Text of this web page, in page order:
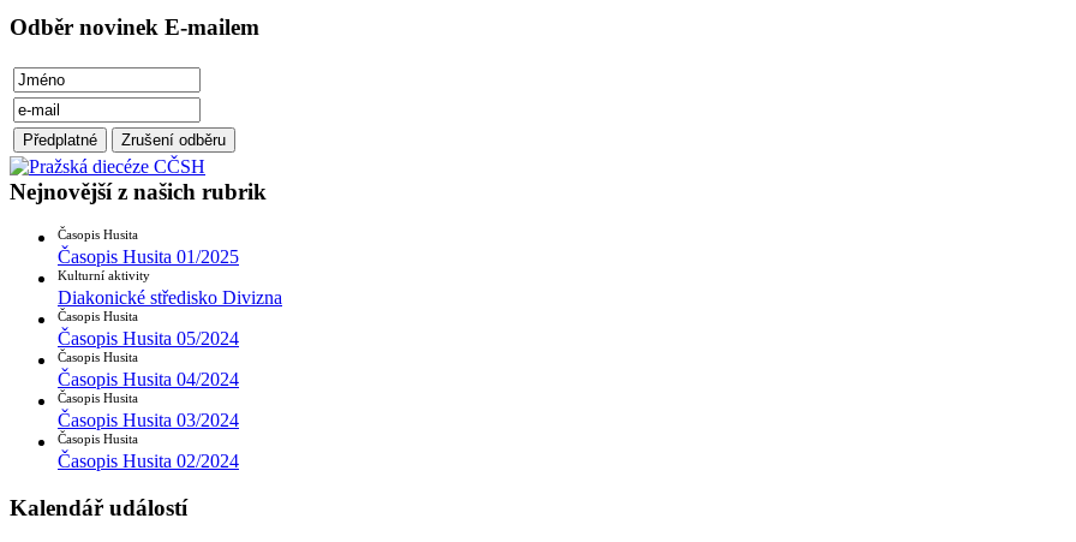
Odběr novinek E-mailem
Nejnovější z našich rubrik
Časopis Husita
Časopis Husita 01/2025
Kulturní aktivity
Diakonické středisko Divizna
Časopis Husita
Časopis Husita 05/2024
Časopis Husita
Časopis Husita 04/2024
Časopis Husita
Časopis Husita 03/2024
Časopis Husita
Časopis Husita 02/2024
Kalendář událostí